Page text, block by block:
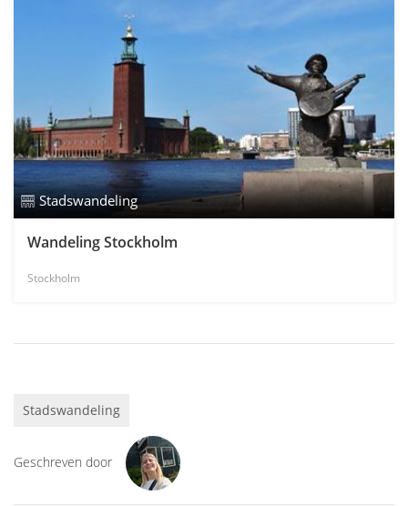
Stadswandeling
Wandeling Stockholm
Stockholm
Stadswandeling
Geschreven door